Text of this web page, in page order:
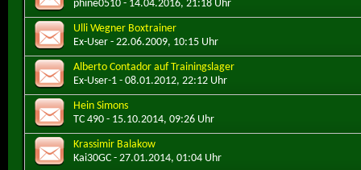
phine0510 - 14.04.2016, 21:18 Uhr
Ulli Wegner Boxtrainer
Ex-User - 22.06.2009, 10:15 Uhr
Alberto Contador auf Trainingslager
Ex-User-1 - 08.01.2012, 22:12 Uhr
Hein Simons
TC 490 - 15.10.2014, 09:26 Uhr
Krassimir Balakow
Kai30GC - 27.01.2014, 01:04 Uhr